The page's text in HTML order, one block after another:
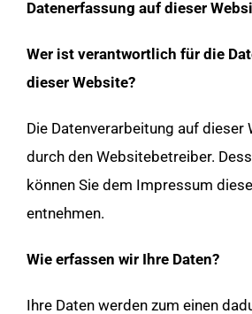
Datenerfassung auf dieser
Wer ist verantwortlich für die
dieser Website?
Die Datenverarbeitung auf dieser
durch den Websitebetreiber.
können Sie dem Impressum
entnehmen.
Wie erfassen wir Ihre Daten?
Ihre Daten werden zum einen